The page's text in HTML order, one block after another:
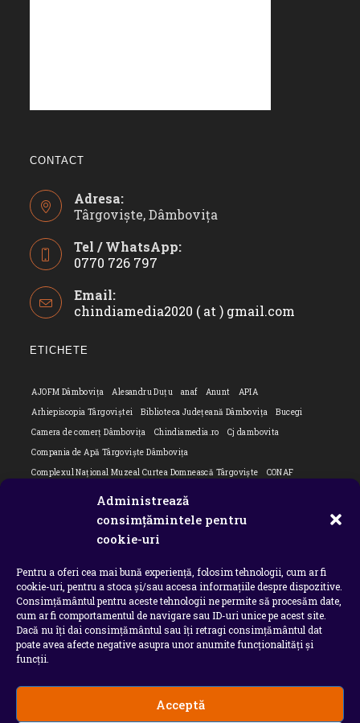
Administrează
consimțămintele pentru
cookie-uri
Pentru a oferi cea mai bună experiență, folosim tehnologii, cum ar fi
cookie-uri, pentru a stoca și/sau accesa informațiile despre dispozitive.
Consimțământul pentru aceste tehnologii ne permite să procesăm date,
cum ar fi comportamentul de navigare sau ID-uri unice pe acest site.
Dacă nu îți dai consimțământul sau îți retragi consimțământul dat
poate avea afecte negative asupra unor anumite funcționalități și
funcții.
Acceptă
CONTACT
Adresa:
Târgoviște, Dâmbovița
Tel / WhatsApp:
0770 726 797
in
your
Email:
chindiamedia2020 ( at ) gmail.com
ETICHETE
AJOFM Dâmbovița Alesandru Duțu anaf Anunt
APIA
Arhiepiscopia Târgoviștei
Biblioteca Județeană Dâmbovița
Bucegi
Camera de comerț Dâmbovița
Chindiamedia.ro
Cj dambovita
Compania de Apă Târgoviște Dâmbovița
Complexul Național Muzeal Curtea Domnească Târgoviște
CONAF
Flori Bungete
intreruperi energie electrica
ipj dambovita
MApN
Ministerul Educației ministerul sanatatii
Nu-ți uita istoria
Oana Filip
Prefectura dambovita Primaria Dragodana
Primaria Lucieni
primaria Răzvad
Primaria Ulmi primăria Târgoviște
PSD Dambovita
psiholog
Serial Situatia Covid 19 Dambovita
Situație Covid-19
Universitatea Valahia